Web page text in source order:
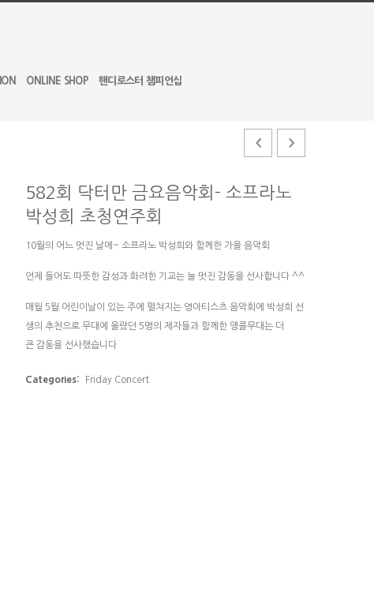
ONLINE SHOP 핸디로스터 챔피언십
582회 닥터만 금요음악회- 소프라노
박성희 초청연주회
10월의 어느 멋진 날에~ 소프라노 박성희와 함께한 가을 음악회
언제 들어도 따뜻한 감성과 화려한 기교는 늘 멋진 감동을 선사합니다 ^^
매월 5월 어린이날이 있는 주에 펼쳐지는 영아티스츠 음악회에 박성희 선
생의 추천으로 무대에 올랐던 5명의 제자들과 함께한 앵콜무대는 더
큰 감동을 선사했습니다
Categories: Friday Concert